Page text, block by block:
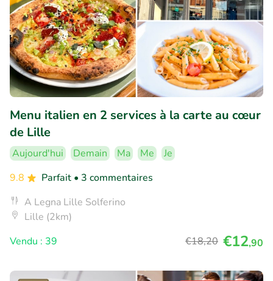
Menu italien en 2 services à la carte au cœur
de Lille
Aujourd'hui Demain Ma Me
Je
9.8
Parfait • 3 commentaires
A Legna Lille Solferino
Lille (2km)
Vendu : 39
€18,20 €12,90